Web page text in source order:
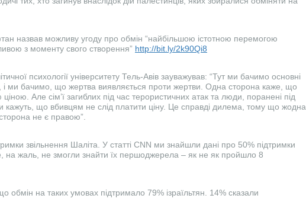
назвав можливу угоду про обмін “найбільшою істотною перемогою
з моменту свого створення” http://bit.ly/2k90Qi8
психології університету Тель-Авів зауважував: “Тут ми бачимо основні
і ми бачимо, що жертва виявляється проти жертви. Одна сторона каже, що
Але сім’ї загиблих під час терористичних атак та люди, поранені під
кажуть, що вбивцям не слід платити ціну. Це справді дилема, тому що жодна
не є правою”.
звільнення Шаліта. У статті CNN ми знайшли дані про 50% підтримки
на жаль, не змогли знайти їх першоджерела – як не як пройшло 8
обмін на таких умовах підтримало 79% ізраїльтян. 14% сказали